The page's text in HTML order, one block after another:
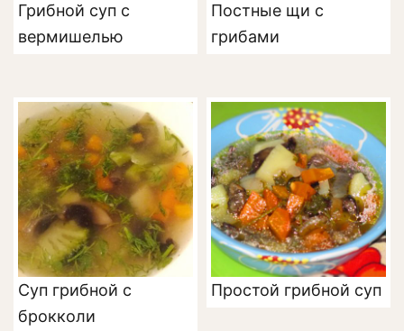
Грибной суп с
вермишелью
Постные щи с
грибами
Суп грибной с
брокколи
Простой грибной суп